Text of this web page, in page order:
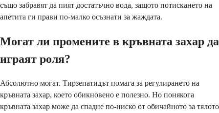
също забравят да пият достатъчно вода, защото потискането на
апетита ги прави по-малко осъзнати за жаждата.
Могат ли промените в кръвната захар да
играят роля?
Абсолютно могат. Тирзепатидът помага за регулирането на
кръвната захар, което обикновено е полезно. Но понякога
кръвната захар може да спадне по-ниско от обичайното за тялото